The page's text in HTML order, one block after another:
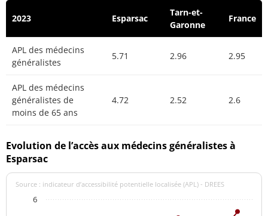
2023 Esparsac
Tarn-et-
Garonne
France
APL des médecins
généralistes
5.71 2.96 2.95
APL des médecins
généralistes de
moins de 65 ans
4.72 2.52 2.6
Evolution de l’accès aux médecins généralistes à
Esparsac
Source : indicateur d’accessibilité potentielle localisée (APL) - DREES
6